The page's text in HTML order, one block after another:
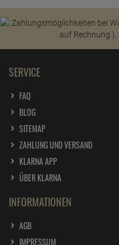
SERVICE
FAQ
BLOG
SITEMAP
ZAHLUNG UND VERSAND
KLARNA APP
ÜBER KLARNA
INFORMATIONEN
AGB
IMPRESSUM